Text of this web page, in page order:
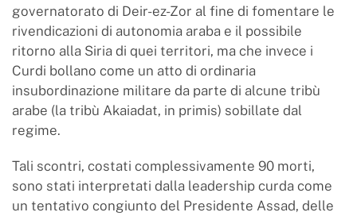
governatorato di Deir-ez-Zor al fine di fomentare le
rivendicazioni di autonomia araba e il possibile
ritorno alla Siria di quei territori, ma che invece i
Curdi bollano come un atto di ordinaria
insubordinazione militare da parte di alcune tribù
arabe (la tribù Akaiadat, in primis) sobillate dal
regime.
Tali scontri, costati complessivamente 90 morti,
sono stati interpretati dalla leadership curda come
un tentativo congiunto del Presidente Assad, delle